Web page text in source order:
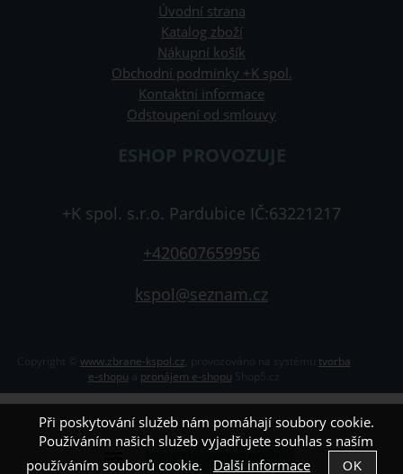
Úvodní strana
Katalog zboží
Nákupní košík
Obchodní podmínky +K spol.
Kontaktní informace
Odstoupení od smlouvy
ESHOP PROVOZUJE
+K spol. s.r.o. Pardubice IČ:63221217
+420607659956
kspol@seznam.cz
Copyright © www.zbrane-kspol.cz
tvorba
e-shopu
pronájem e-shopu
Při poskytování služeb nám pomáhají soubory cookie.
Používáním našich služeb vyjadřujete souhlas s naším
používáním souborů cookie. Další informace